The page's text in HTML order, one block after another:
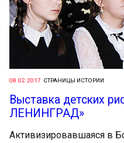
08.02.2017 CТРАНИЦЫ ИСТОРИИ
Выставка детских
ЛЕНИНГРАД»
Активизировавшаяся в